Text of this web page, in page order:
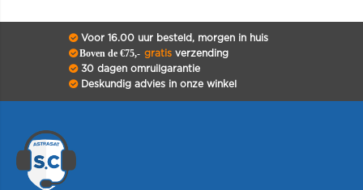
Voor 16.00 uur besteld, morgen in huis
Boven de €75,- gratisverzending
30 dagen omruilgarantie
Deskundig advies in onze winkel